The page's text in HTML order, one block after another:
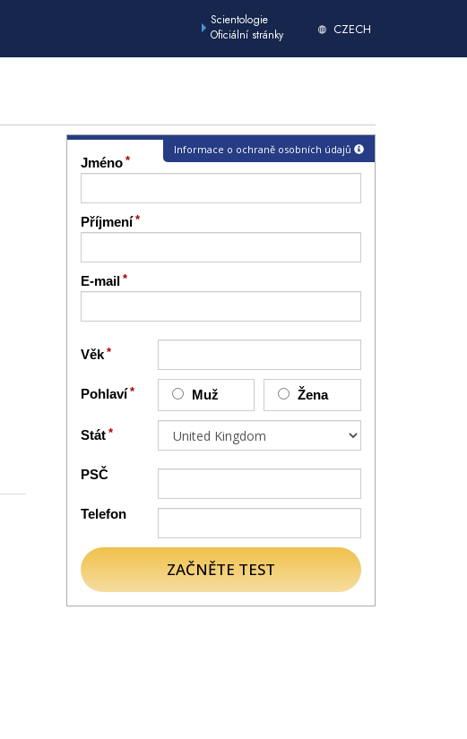
Scientologie
Oficiální stránky
CZECH
Informace o ochraně osobních údajů
Jméno
Příjmení
E-mail
Věk
Pohlaví Muž Žena
Stát
PSČ
Telefon
ZAČNĚTE TEST